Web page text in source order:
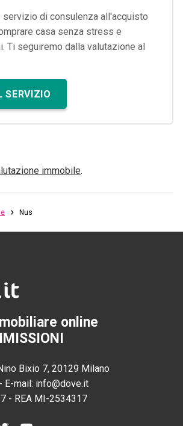
servizio di consulenza all'acquisto
casa senza stress e
Ti seguiremo dalla valutazione al
SERVIZIO
immobile.
Nus
online
Bixio 7, 20129 Milano
- E-mail: info@dove.it
- REA MI-2534317